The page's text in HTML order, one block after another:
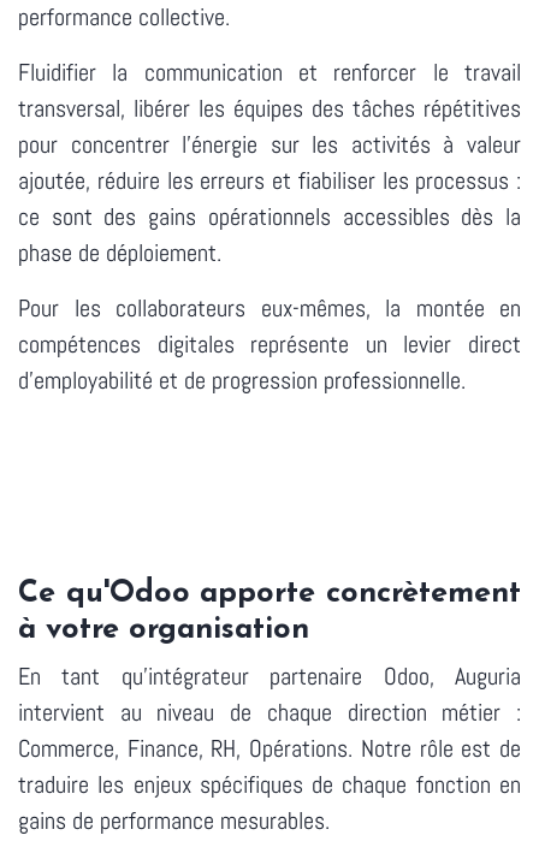
performance collective.
Fluidifier la communication et renforcer le travail
transversal, libérer les équipes des tâches répétitives
pour concentrer l'énergie sur les activités à valeur
ajoutée, réduire les erreurs et fiabiliser les processus :
ce sont des gains opérationnels accessibles dès la
phase de déploiement.
Pour les collaborateurs eux-mêmes, la montée en
compétences digitales représente un levier direct
d'employabilité et de progression professionnelle.
Ce qu'Odoo apporte concrètement
à votre organisation
En tant qu'intégrateur partenaire Odoo, Auguria
intervient au niveau de chaque direction métier :
Commerce, Finance, RH, Opérations. Notre rôle est de
traduire les enjeux spécifiques de chaque fonction en
gains de performance mesurables.